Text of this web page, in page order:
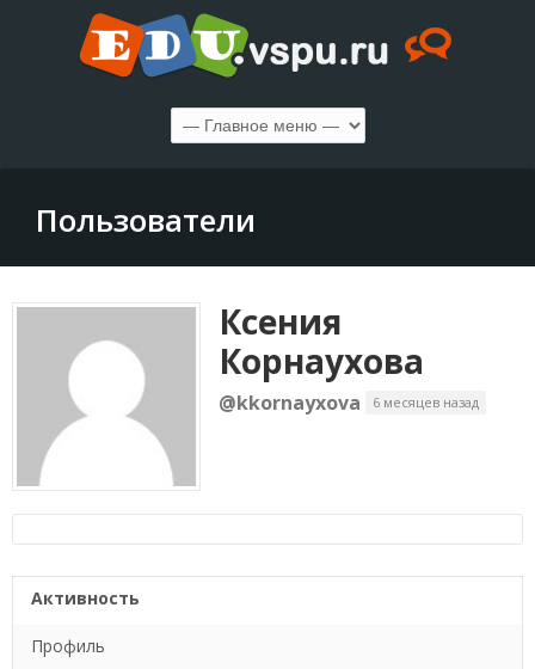
Пользователи
Ксения
Корнаухова
@kkornayxova 6 месяцев назад
Активность
Профиль